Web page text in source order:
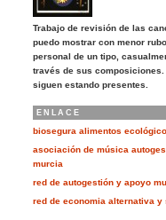
Trabajo de revisión de las
puedo mostrar con menor
personal de un tipo,
través de sus composiciones.
siguen estando presentes.
ENLACE
biosegura alimentos
asociación de música
murcia
red de autogestión y apoyo
red de economia alternativa y